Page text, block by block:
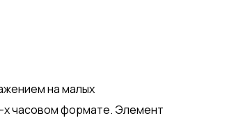
на малых
х часовом формате. Элемент